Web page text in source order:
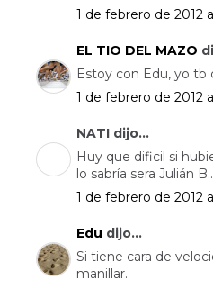
1 de febrero de 2012
EL TIO DEL MAZO
Estoy con Edu, yo tb
1 de febrero de 2012
NATI dijo...
Huy que dificil si
lo sabría sera Julián
1 de febrero de 2012 a
Edu dijo...
Si tiene cara de
manillar.